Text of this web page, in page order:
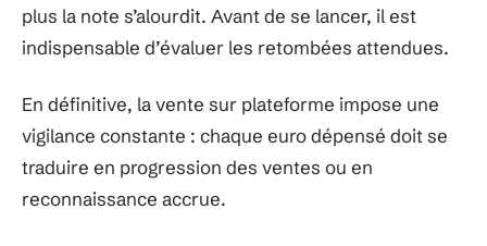
plus la note s’alourdit. Avant de se lancer, il est
indispensable d’évaluer les retombées attendues.
En définitive, la vente sur plateforme impose une
vigilance constante : chaque euro dépensé doit se
traduire en progression des ventes ou en
reconnaissance accrue.